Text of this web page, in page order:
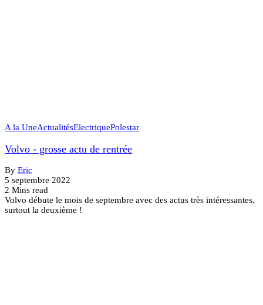
A la UneActualitésElectriquePolestar
Volvo - grosse actu de rentrée
By Eric
5 septembre 2022
2 Mins read
Volvo débute le mois de septembre avec des actus très intéressantes,
surtout la deuxième !